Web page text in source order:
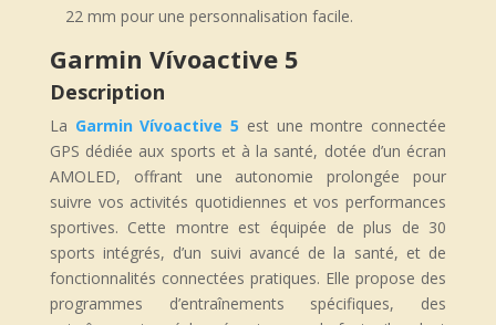
22 mm pour une personnalisation facile.
Garmin Vívoactive 5
Description
La Garmin Vívoactive 5 est une montre connectée
GPS dédiée aux sports et à la santé, dotée d’un écran
AMOLED, offrant une autonomie prolongée pour
suivre vos activités quotidiennes et vos performances
sportives. Cette montre est équipée de plus de 30
sports intégrés, d’un suivi avancé de la santé, et de
fonctionnalités connectées pratiques. Elle propose des
programmes d’entraînements spécifiques, des